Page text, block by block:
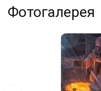
Фотогалерея